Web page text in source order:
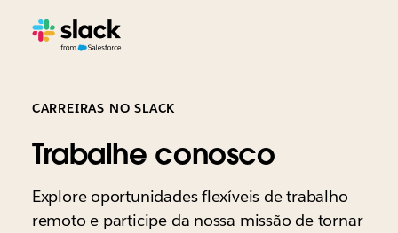
CARREIRAS NO SLACK
Trabalhe conosco
Explore oportunidades flexíveis de trabalho
remoto e participe da nossa missão de tornar